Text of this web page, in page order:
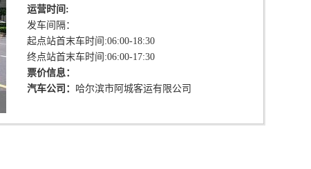
运营时间:
发车间隔：
起点站首末车时间:06:00-18:30
终点站首末车时间:06:00-17:30
票价信息：
汽车公司： 哈尔滨市阿城客运有限公司